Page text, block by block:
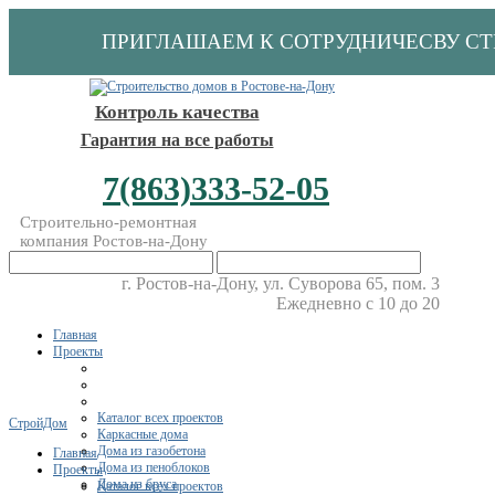
ПРИГЛАШАЕМ К СОТРУДНИЧЕСВУ
Контроль качества
Гарантия на все работы
7(863)333-52-05
Строительно-ремонтная
компания Ростов-на-Дону
г. Ростов-на-Дону, ул. Суворова 65, пом. 3
Ежедневно с 10 до 20
Главная
Проекты
Каталог всех проектов
Каркасные дома
Дома из газобетона
Дома из пеноблоков
Дома из бруса
СтройДом
Главная
Проекты
Каталог всех проектов